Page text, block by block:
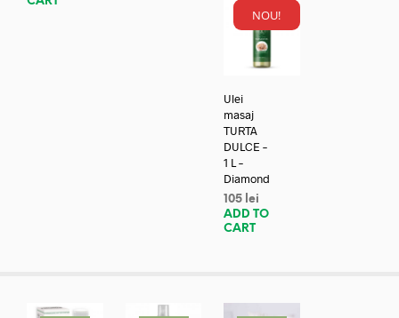
NOU!
Ulei
masaj
TURTA
DULCE –
1 L –
Diamond
105 lei
ADD TO
CART